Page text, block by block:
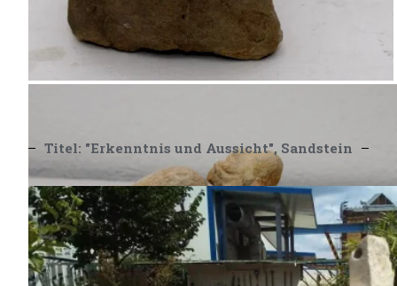
Titel: "Erkenntnis und Aussicht", Sandstein